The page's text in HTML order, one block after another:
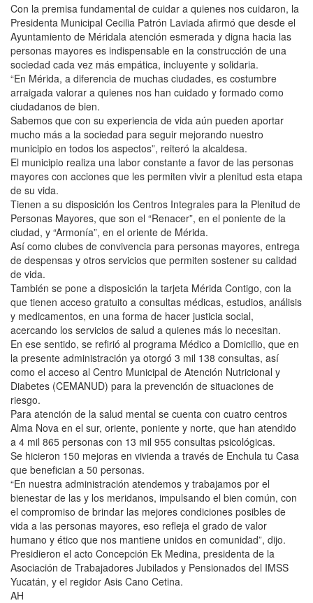
Con la premisa fundamental de cuidar a quienes nos cuidaron, la
Presidenta Municipal Cecilia Patrón Laviada afirmó que desde el
Ayuntamiento de Méridala atención esmerada y digna hacia las
personas mayores es indispensable en la construcción de una
sociedad cada vez más empática, incluyente y solidaria.
“En Mérida, a diferencia de muchas ciudades, es costumbre
arraigada valorar a quienes nos han cuidado y formado como
ciudadanos de bien.
Sabemos que con su experiencia de vida aún pueden aportar
mucho más a la sociedad para seguir mejorando nuestro
municipio en todos los aspectos”, reiteró la alcaldesa.
El municipio realiza una labor constante a favor de las personas
mayores con acciones que les permiten vivir a plenitud esta etapa
de su vida.
Tienen a su disposición los Centros Integrales para la Plenitud de
Personas Mayores, que son el “Renacer”, en el poniente de la
ciudad, y “Armonía”, en el oriente de Mérida.
Así como clubes de convivencia para personas mayores, entrega
de despensas y otros servicios que permiten sostener su calidad
de vida.
También se pone a disposición la tarjeta Mérida Contigo, con la
que tienen acceso gratuito a consultas médicas, estudios, análisis
y medicamentos, en una forma de hacer justicia social,
acercando los servicios de salud a quienes más lo necesitan.
En ese sentido, se refirió al programa Médico a Domicilio, que en
la presente administración ya otorgó 3 mil 138 consultas, así
como el acceso al Centro Municipal de Atención Nutricional y
Diabetes (CEMANUD) para la prevención de situaciones de
riesgo.
Para atención de la salud mental se cuenta con cuatro centros
Alma Nova en el sur, oriente, poniente y norte, que han atendido
a 4 mil 865 personas con 13 mil 955 consultas psicológicas.
Se hicieron 150 mejoras en vivienda a través de Enchula tu Casa
que benefician a 50 personas.
“En nuestra administración atendemos y trabajamos por el
bienestar de las y los meridanos, impulsando el bien común, con
el compromiso de brindar las mejores condiciones posibles de
vida a las personas mayores, eso refleja el grado de valor
humano y ético que nos mantiene unidos en comunidad”, dijo.
Presidieron el acto Concepción Ek Medina, presidenta de la
Asociación de Trabajadores Jubilados y Pensionados del IMSS
Yucatán, y el regidor Asis Cano Cetina.
AH